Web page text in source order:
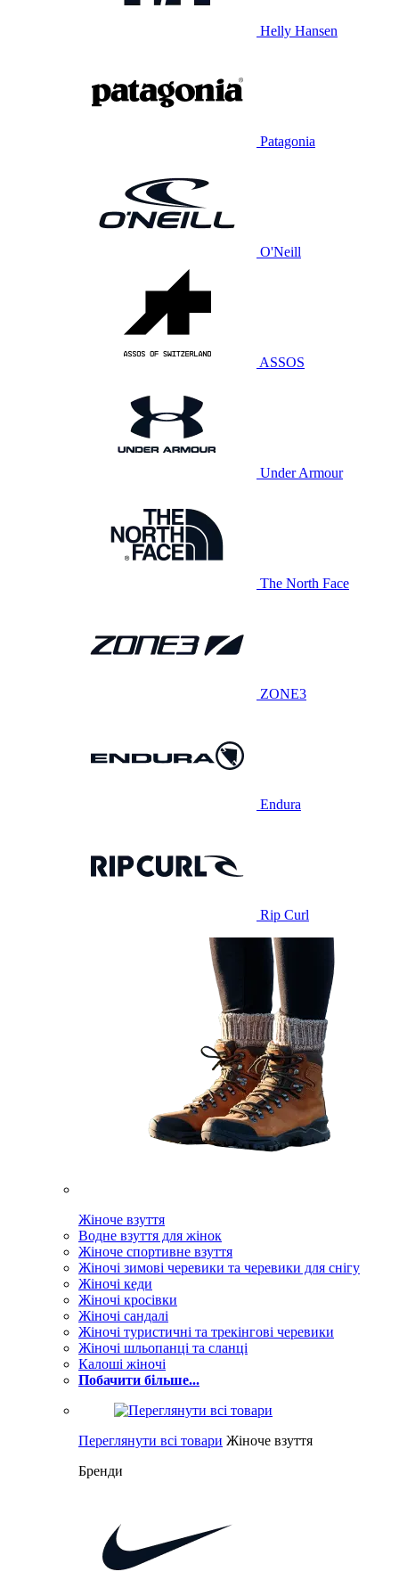
Helly Hansen
Patagonia
O'Neill
ASSOS
Under Armour
The North Face
ZONE3
Endura
Rip Curl
Жіноче взуття
Водне взуття для жінок
Жіноче спортивне взуття
Жіночі зимові черевики та черевики для снігу
Жіночі кеди
Жіночі кросівки
Жіночі сандалі
Жіночі туристичні та трекінгові черевики
Жіночі шльопанці та сланці
Калоші жіночі
Побачити більше...
Переглянути всі товари Жіноче взуття
Бренди